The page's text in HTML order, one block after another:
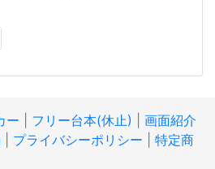
ー フリー台本(休止)
画面紹介
プライバシーポリシー
特定商